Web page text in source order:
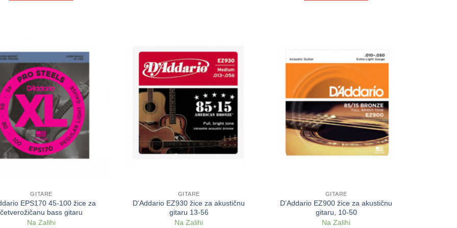
GITARE
EPS170 45-100 žice za
četverožičanu bass gitaru
Na Zalihi
GITARE
D’Addario EZ930 žice za akustičnu
gitaru 13-56
Na Zalihi
GITARE
D’Addario EZ900 žice za akustičnu
gitaru, 10-50
Na Zalihi